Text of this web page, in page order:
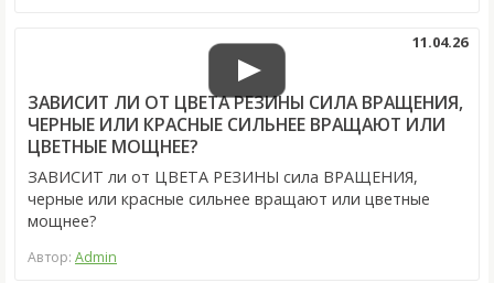
ЗАВИСИТ ЛИ ОТ ЦВЕТА РЕЗИНЫ СИЛА ВРАЩЕНИЯ,
ЧЕРНЫЕ ИЛИ КРАСНЫЕ СИЛЬНЕЕ ВРАЩАЮТ ИЛИ
ЦВЕТНЫЕ МОЩНЕЕ?
11.04.26
ЗАВИСИТ ли от ЦВЕТА РЕЗИНЫ сила ВРАЩЕНИЯ,
черные или красные сильнее вращают или цветные
мощнее?
Автор: Admin